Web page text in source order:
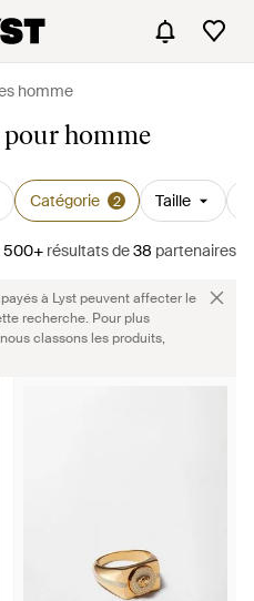
homme
pour homme
Catégorie 2 Taille
500+ résultatsde38 partenaires
à Lyst peuvent affecter le
recherche. Pour plus
classons les produits,